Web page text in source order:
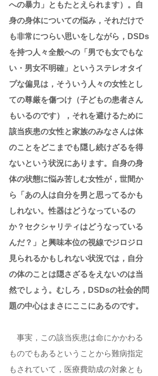
への暴力」ともたとえられます）。自
身の身体についての悩み，それだけで
も非常につらい思いをしながら，DSDs
を持つ人々全般への「男でも女でもな
い・男女不明確」というステレオタイ
プな偏見は，そういう人々の女性とし
ての尊厳を傷つけ（子どもの患者さん
もいるのです），それを避けるために
該当疾患の女性と家族のみなさんは体
のことをどこまでも隠し続けざるを得
ないという状況にあります。自身の身
体の状態に悩み苦しむ女性が，世間か
ら「あの人は自分を男と思ってるかも
しれない。性器はどうなっているの
か？セクシャリティはどうなっている
んだ？」と興味本位の視線でジロジロ
見られるかもしれない状況では，自分
の体のことは隠さざるをえないのは当
然でしょう。むしろ，DSDsの社会的問
題の中心はまさにここにあるのです。
事実，この該当疾患は命にかかわる
ものでもあるということから難病指定
もされていて，医療費助成の対象とも